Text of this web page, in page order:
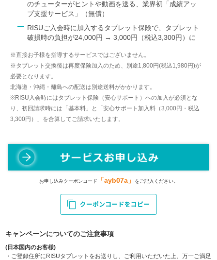
のチューターがヒントや動画を送る、業界初「成績アッ
プ支援サービス」（無償）
RISUご入会時に加入するタブレット保険で、タブレット
破損時の負担が24,000円 → 3,000円（税込3,300円）に
※直接お子様を指導するサービスではございません。
※タブレット交換後は再度保険加入のため、別途1,800円(税込1,980円)が
必要となります。
北海道・沖縄・離島への配送は別途送料がかかります。
※RISU入会時にはタブレット保険（安心サポート）への加入が必須とな
り、初回請求時には「基本料」と「安心サポート加入料（3,000円・税込
3,300円）」を合算してご請求いたします。
お申し込みクーポンコード 「ayb07a」 をご記入ください。
キャンペーンについてのご注意事項
(日本国内のお客様)
・ご登録住所にRISUタブレットをお送りし、ご利用いただいた上、万一ご満足